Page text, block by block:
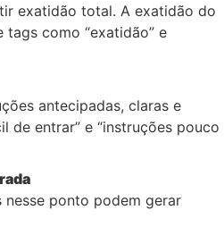
exatidão total. A exatidão do
como “exatidão” e
antecipadas, claras e
de entrar” e “instruções pouco
nesse ponto podem gerar